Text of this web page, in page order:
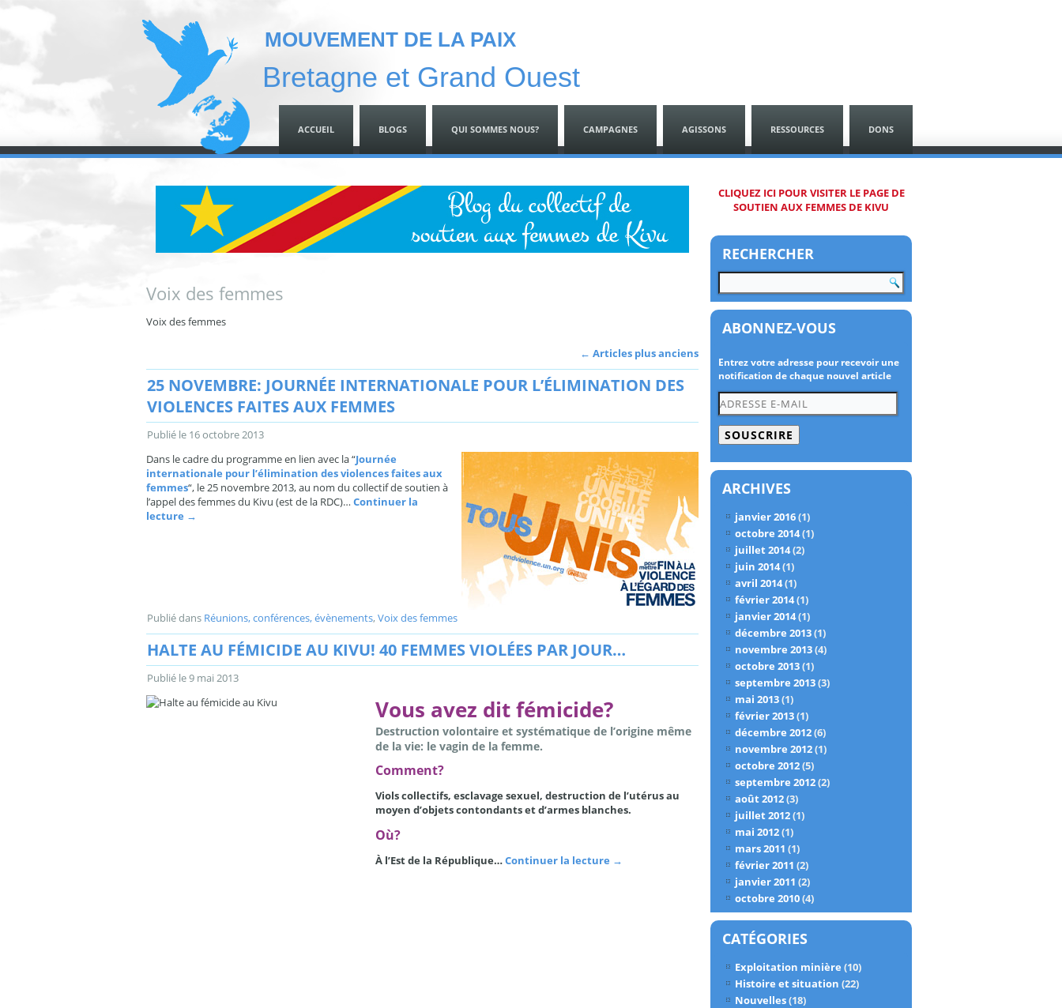
MOUVEMENT DE LA PAIX
Bretagne et Grand Ouest
ACCUEIL BLOGS QUI SOMMES NOUS? CAMPAGNES AGISSONS RESSOURCES DONS
Voix des femmes
Voix des femmes
← Articles plus anciens
25 NOVEMBRE: JOURNÉE INTERNATIONALE POUR L’ÉLIMINATION DES
VIOLENCES FAITES AUX FEMMES
Publié le 16 octobre 2013
Dans le cadre du programme en lien avec la “Journée
internationale pour l’élimination des violences faites aux
femmes“, le 25 novembre 2013, au nom du collectif de soutien à
l’appel des femmes du Kivu (est de la RDC)… Continuer la
lecture →
Publié dans Réunions, conférences, évènements, Voix des femmes
HALTE AU FÉMICIDE AU KIVU! 40 FEMMES VIOLÉES PAR JOUR…
Publié le9 mai 2013
Vous avez dit fémicide?
Destruction volontaire et systématique de l’origine même
de la vie: le vagin de la femme.
Comment?
Viols collectifs, esclavage sexuel, destruction de l’utérus au
moyen d’objets contondants et d’armes blanches.
Où?
À l’Est de la République…Continuer la lecture →
CLIQUEZ ICI POUR VISITER LE PAGE DE
SOUTIEN AUX FEMMES DE KIVU
RECHERCHER
ABONNEZ-VOUS
Entrez votre adresse pour recevoir une
notification de chaque nouvel article
Adresse
e-
mail
ARCHIVES
janvier 2016(1)
octobre 2014(1)
juillet 2014(2)
juin 2014(1)
avril 2014(1)
février 2014(1)
janvier 2014(1)
décembre 2013(1)
novembre 2013(4)
octobre 2013(1)
septembre 2013(3)
mai 2013(1)
février 2013(1)
décembre 2012(6)
novembre 2012(1)
octobre 2012(5)
septembre 2012(2)
août 2012(3)
juillet 2012(1)
mai 2012(1)
mars 2011 (1)
février 2011 (2)
janvier 2011 (2)
octobre 2010(4)
CATÉGORIES
Exploitation minière (10)
Histoire et situation (22)
Nouvelles(18)